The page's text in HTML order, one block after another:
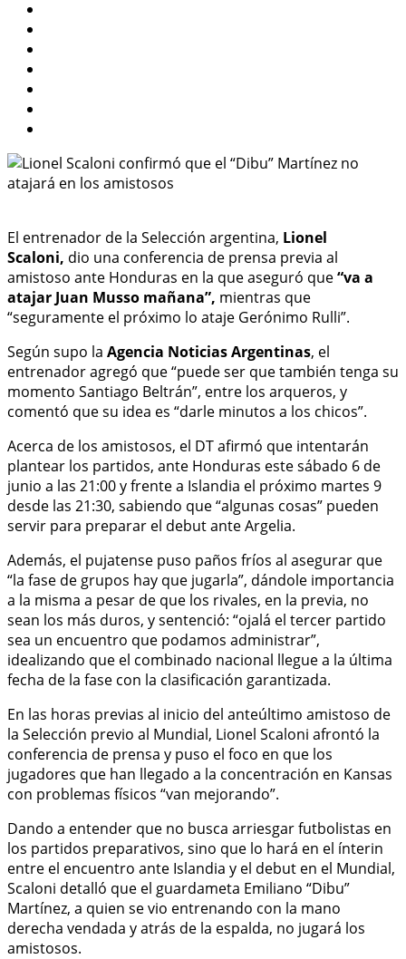
El entrenador de la Selección argentina, Lionel
Scaloni, dio una conferencia de prensa previa al
amistoso ante Honduras en la que aseguró que“va a
atajar Juan Musso mañana”, mientras que
“seguramente el próximo lo ataje Gerónimo Rulli”.
Según supo la Agencia Noticias Argentinas, el
entrenador agregó que “puede ser que también tenga su
momento Santiago Beltrán”, entre los arqueros, y
comentó que su idea es “darle minutos a los chicos”.
Acerca de los amistosos, el DT afirmó que intentarán
plantear los partidos, ante Honduras este sábado 6 de
junio a las 21:00 y frente a Islandia el próximo martes 9
desde las 21:30, sabiendo que “algunas cosas” pueden
servir para preparar el debut ante Argelia.
Además, el pujatense puso paños fríos al asegurar que
“la fase de grupos hay que jugarla”, dándole importancia
a la misma a pesar de que los rivales, en la previa, no
sean los más duros, y sentenció: “ojalá el tercer partido
sea un encuentro que podamos administrar”,
idealizando que el combinado nacional llegue a la última
fecha de la fase con la clasificación garantizada.
En las horas previas al inicio del anteúltimo amistoso de
la Selección previo al Mundial, Lionel Scaloni afrontó la
conferencia de prensa y puso el foco en que los
jugadores que han llegado a la concentración en Kansas
con problemas físicos “van mejorando”.
Dando a entender que no busca arriesgar futbolistas en
los partidos preparativos, sino que lo hará en el ínterin
entre el encuentro ante Islandia y el debut en el Mundial,
Scaloni detalló que el guardameta Emiliano “Dibu”
Martínez, a quien se vio entrenando con la mano
derecha vendada y atrás de la espalda, no jugará los
amistosos.